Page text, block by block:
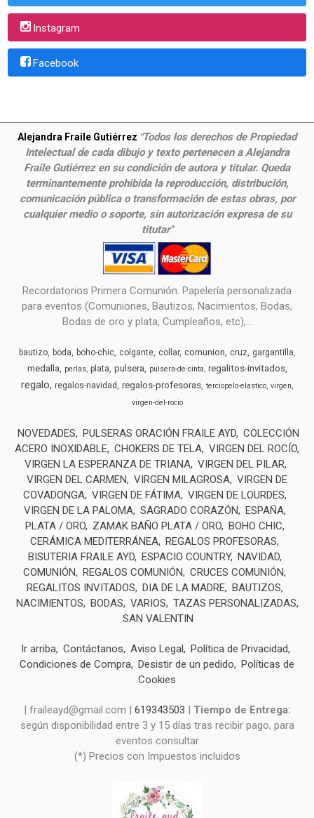
Instagram
Facebook
Alejandra Fraile Gutiérrez "Todos los derechos de Propiedad
Intelectual de cada dibujo y texto pertenecen a Alejandra
Fraile Gutiérrez en su condición de autora y titular. Queda
terminantemente prohibida la reproducción, distribución,
comunicación pública o transformación de estas obras, por
cualquier medio o soporte, sin autorización expresa de su
titutar"
Recordatorios Primera Comunión. Papelería personalizada
para eventos (Comuniones, Bautizos, Nacimientos, Bodas,
Bodas de oro y plata, Cumpleaños, etc),...
bautizo boda boho-chic colgante collar comunion cruz gargantilla
medalla perlas plata pulsera pulsera-de-cinta regalitos-invitados
regalo regalos-navidad regalos-profesoras terciopelo-elastico virgen
virgen-del-rocio
NOVEDADES PULSERAS ORACIÓN FRAILE AYD COLECCIÓN
ACERO INOXIDABLE CHOKERS DE TELA VIRGEN DEL ROCÍO
VIRGEN LA ESPERANZA DE TRIANA VIRGEN DEL PILAR
VIRGEN DEL CARMEN
VIRGEN MILAGROSA VIRGEN DE
COVADONGA VIRGEN DE FÁTIMA VIRGEN DE LOURDES
VIRGEN DE LA PALOMA SAGRADO CORAZÓN
ESPAÑA
PLATA / ORO
ZAMAK BAÑO PLATA / ORO
BOHO CHIC
CERÁMICA MEDITERRÁNEA
REGALOS PROFESORAS
BISUTERIA FRAILE AYD
ESPACIO COUNTRY
NAVIDAD
COMUNIÓN
REGALOS COMUNIÓN
CRUCES COMUNIÓN
REGALITOS INVITADOS
DIA DE LA MADRE
BAUTIZOS
NACIMIENTOS
BODAS VARIOS
TAZAS PERSONALIZADAS
SAN VALENTIN
Ir arriba Contáctanos Aviso Legal
Política de Privacidad
Condiciones de Compra
Desistir de un pedido
Políticas de
Cookies
| fraileayd@gmail.com | 619343503
Tiempo de Entrega:
según disponibilidad entre 3 y 15 días tras recibir pago, para
eventos consultar
(*) Precios con Impuestos incluidos